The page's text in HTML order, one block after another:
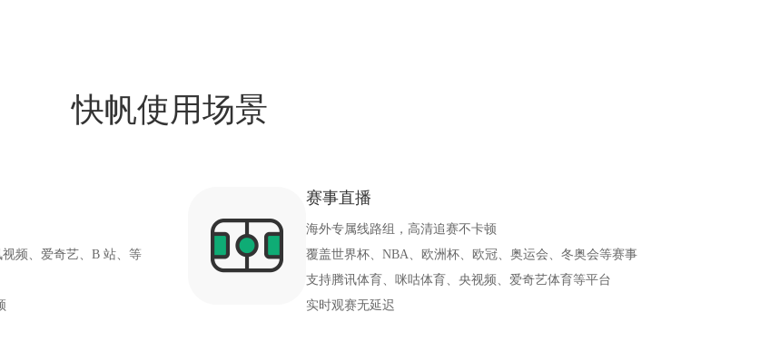
快帆使用场景
频、爱奇艺、B 站、等
赛事直播
海外专属线路组，高清追赛不卡顿
覆盖世界杯、NBA、欧洲杯、欧冠、奥运会、冬奥会等赛事
支持腾讯体育、咪咕体育、央视频、爱奇艺体育等平台
实时观赛无延迟